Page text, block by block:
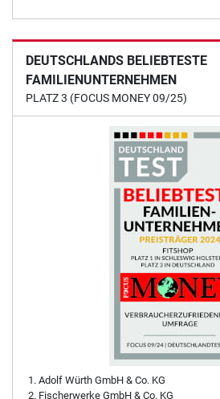
DEUTSCHLANDS BELIEBTESTE
FAMILIENUNTERNEHMEN
PLATZ 3 (FOCUS MONEY 09/25)
Adolf Würth GmbH & Co. KG
Fischerwerke GmbH & Co. KG